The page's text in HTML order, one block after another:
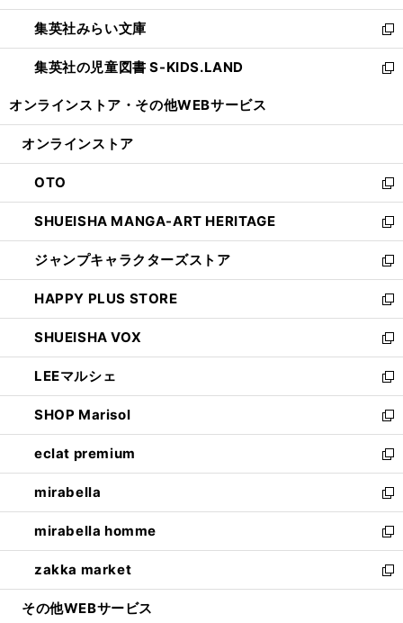
開
く
ウ
で
開
く
ン
ド
ウ
で
ウ
ィ
ン
ド
開
集英社みらい文庫
新
し
い
ン
ウ
で
開
く
集英社の児童図書 S-KIDS.LAND
新
ウ
ン
ド
ウ
で
開
く
オンラインストア・ その他WEBサービス
オンラインストア
OTO
新
し
い
ウ
ィ
ン
ド
ウ
で
開
く
SHUEISHA MANGA-ART HERITAGE
新
し
い
ウ
ィ
ン
ド
ウ
で
開
く
ジャンプキャラクターズストア
新
し
い
ウ
ィ
ン
ド
ウ
で
開
く
HAPPY PLUS STORE
新
し
い
ウ
ィ
ン
ド
ウ
で
開
く
SHUEISHA VOX
新
し
い
ウ
ィ
ン
ド
ウ
で
開
く
LEEマルシェ
新
し
い
ウ
ィ
ン
ド
ウ
で
開
く
SHOP Marisol
新
し
い
ウ
ィ
ン
ド
ウ
で
開
eclat premium
新
し
い
ウ
ィ
ン
ド
ウ
mirabella
新
し
い
ウ
ィ
ン
mirabella homme
新
し
い
ウ
zakka market
新
し
その他WEBサービス